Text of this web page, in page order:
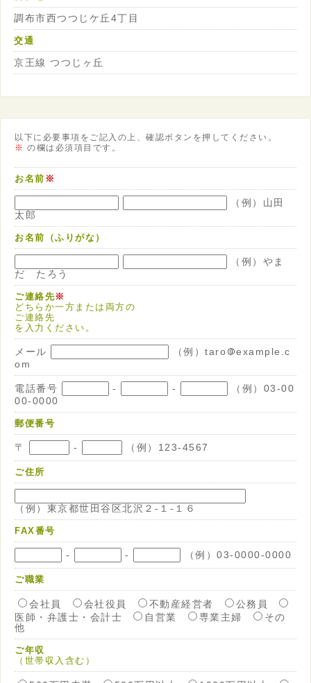
調布市西つつじケ丘4丁目
交通
京王線 つつじヶ丘
以下に必要事項をご記入の上、確認ボタンを押してください。
※ の欄は必須項目です。
お名前 ※
（例）山田
太郎
お名前（ふりがな）
（例）やま
だ たろう
ご連絡先※
どちらか一方または両方の
ご連絡先
を入力ください。
メール （例）taro
example.c
om
電話番号 - -
（例）03-00
00-0000
郵便番号
〒 - （例）123-4567
ご住所
（例）東京都世田谷区北沢２-１-１６
FAX番号
- - （例）03-0000-0000
ご職業
会社員 会社役員 不動産経営者
公務員
医師・弁護士・会計士
自営業 専業主婦
その
他
ご年収
（世帯収入含む）